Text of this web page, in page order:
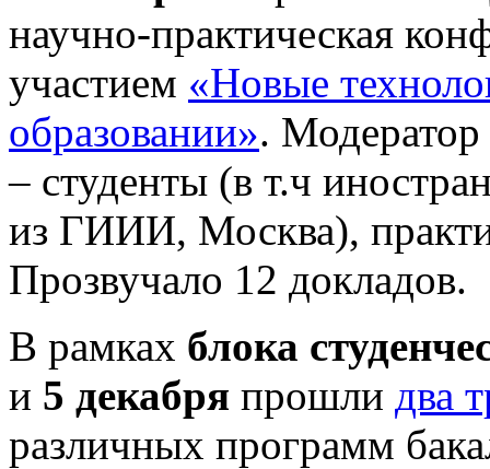
научно-практическая
участием «Новые
образовании».
– студенты (в т.ч
из ГИИИ, Москва),
Прозвучало 12 докладов.
В рамках блока
и 5 декабря прошли два
различных программ